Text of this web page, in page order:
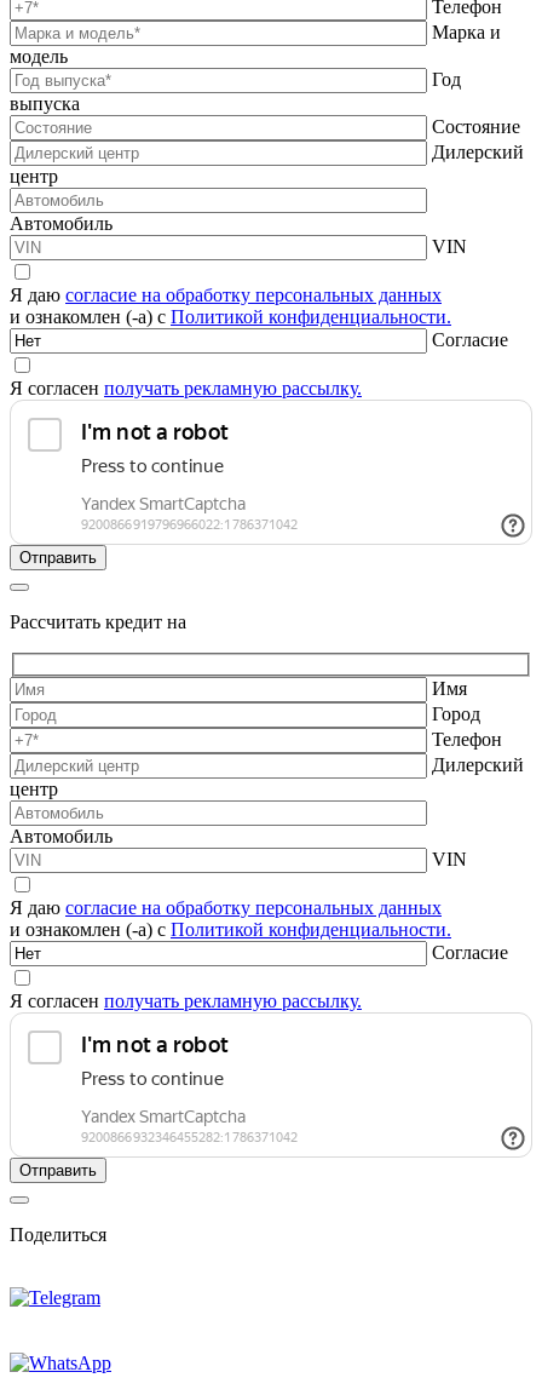
Телефон
Марка и
модель
Год
выпуска
Состояние
Дилерский
центр
Автомобиль
VIN
Я даю согласие на обработку персональных данных
и ознакомлен (-а) с Политикой конфиденциальности.
Согласие
Я согласен получать рекламную рассылку.
Рассчитать кредит на
Имя
Город
Телефон
Дилерский
центр
Автомобиль
VIN
Я даю согласие на обработку персональных данных
и ознакомлен (-а) с Политикой конфиденциальности.
Согласие
Я согласен получать рекламную рассылку.
Поделиться